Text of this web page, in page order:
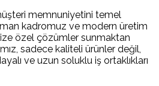
memnuniyetini temel
kadromuz ve modern üretim
özel çözümler sunmaktan
sadece kaliteli ürünler değil,
ve uzun soluklu iş ortaklıkları